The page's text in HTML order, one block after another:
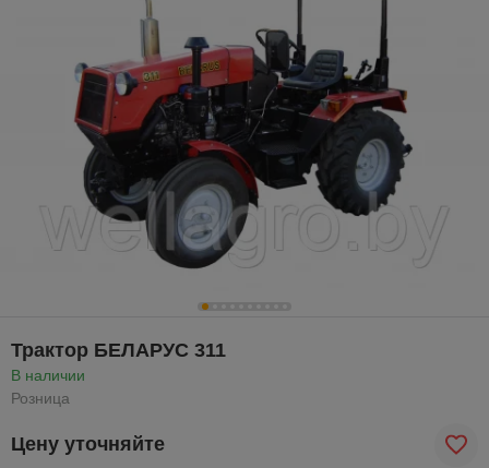
Трактор БЕЛАРУС 311
В наличии
Розница
Цену уточняйте